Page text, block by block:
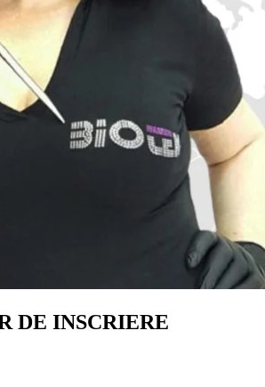
DE INSCRIERE